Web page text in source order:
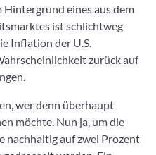
eines aus dem
ist schlichtweg
Inflation der U.S.
zurück auf
wer denn überhaupt
möchte. Nun ja, um die
nachhaltig auf zwei Prozent